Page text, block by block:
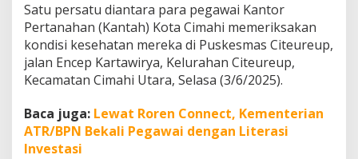
n
t
a
h
C
a
h
Satu persatu diantara para pegawai Kantor
Pertanahan (Kantah) Kota Cimahi memeriksakan
kondisi kesehatan mereka di Puskesmas Citeureup,
jalan Encep Kartawirya, Kelurahan Citeureup,
Kecamatan Cimahi Utara, Selasa (3/6/2025).
Baca juga: Lewat Roren Connect, Kementerian
ATR/BPN Bekali Pegawai dengan Literasi
Investasi